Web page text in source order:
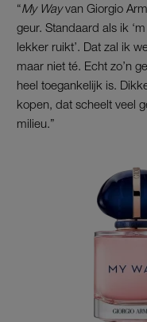
“My Wayvan Giorgio
geur. Standaard als ik
lekker ruikt’. Dat zal ik
maar niet té. Echt zo’n
heel toegankelijk is.
kopen, dat scheelt veel
milieu.”